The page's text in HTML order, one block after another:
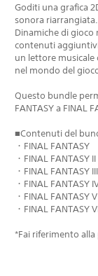
Goditi una grafica
sonora riarrangiata.
Dinamiche di
contenuti
un lettore
nel mondo del
Questo bundle
FANTASY a FINAL
■Contenuti del
・FINAL FANTASY
・FINAL FANTASY II
・FINAL FANTASY III
・FINAL FANTASY
・FINAL FANTASY V
・FINAL FANTASY
*Fai riferimento